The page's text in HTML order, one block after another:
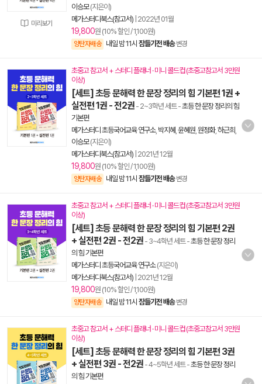
미리보기
이승모(지은이)
메가스터디북스(참고서) 2022년 01월
19,800원 (10% 할인 / 1,100원)
양탄자배송 내일 밤 11시 잠들기전 배송 변경
초중고 참고서 + 스터디 플래너 · 미니 콜드컵 (초중고참고서 3만원
이상)
[세트] 초등 문해력 한 문장 정리의 힘 기본편 1권 +
실전편 1권 - 전2권 - 2~3학년 세트-초등 한 문장 정리의 힘
기본편
메가스터디 초등국어교육 연구소, 박지혜 윤혜원 원정화, 하근희
이승모(지은이)
메가스터디북스(참고서) 2021년 12월
19,800원 (10% 할인 / 1,100원)
양탄자배송 내일 밤 11시 잠들기전 배송 변경
초중고 참고서 + 스터디 플래너 · 미니 콜드컵 (초중고참고서 3만원
이상)
[세트] 초등 문해력 한 문장 정리의 힘 기본편 2권
+ 실전편 2권 - 전2권 - 3~4학년 세트-초등 한 문장 정리
의 힘 기본편
메가스터디 초등국어교육 연구소(지은이)
메가스터디북스(참고서) 2021년 12월
19,800원 (10% 할인 / 1,100원)
양탄자배송 내일 밤 11시 잠들기전 배송 변경
초중고 참고서 + 스터디 플래너 · 미니 콜드컵 (초중고참고서 3만원
이상)
[세트] 초등 문해력 한 문장 정리의 힘 기본편 3권
+ 실전편 3권 - 전2권 - 4~5학년 세트-초등 한 문장 정리
의 힘 기본편